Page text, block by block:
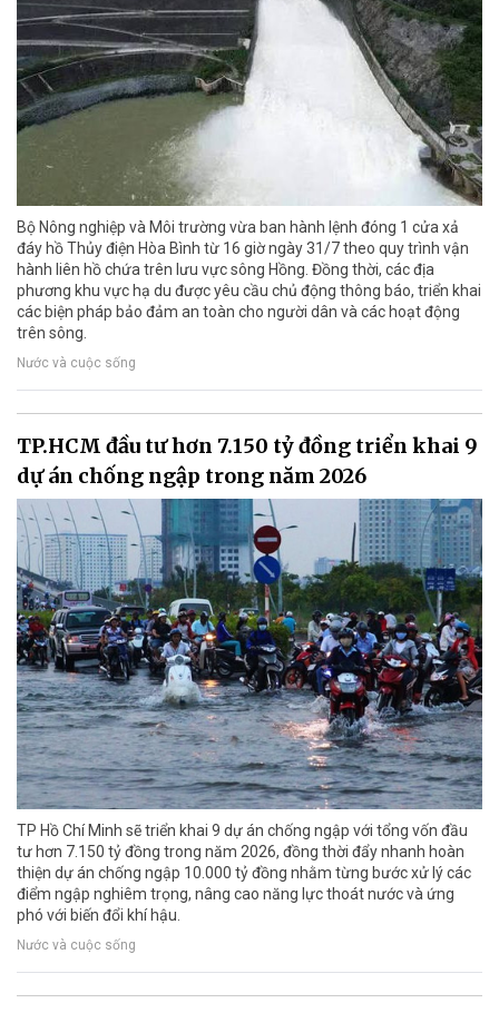
Bộ Nông nghiệp và Môi trường vừa ban hành lệnh đóng 1 cửa xả
đáy hồ Thủy điện Hòa Bình từ 16 giờ ngày 31/7 theo quy trình vận
hành liên hồ chứa trên lưu vực sông Hồng. Đồng thời, các địa
phương khu vực hạ du được yêu cầu chủ động thông báo, triển khai
các biện pháp bảo đảm an toàn cho người dân và các hoạt động
trên sông.
Nước và cuộc sống
TP.HCM đầu tư hơn 7.150 tỷ đồng triển khai 9
dự án chống ngập trong năm 2026
TP Hồ Chí Minh sẽ triển khai 9 dự án chống ngập với tổng vốn đầu
tư hơn 7.150 tỷ đồng trong năm 2026, đồng thời đẩy nhanh hoàn
thiện dự án chống ngập 10.000 tỷ đồng nhằm từng bước xử lý các
điểm ngập nghiêm trọng, nâng cao năng lực thoát nước và ứng
phó với biến đổi khí hậu.
Nước và cuộc sống